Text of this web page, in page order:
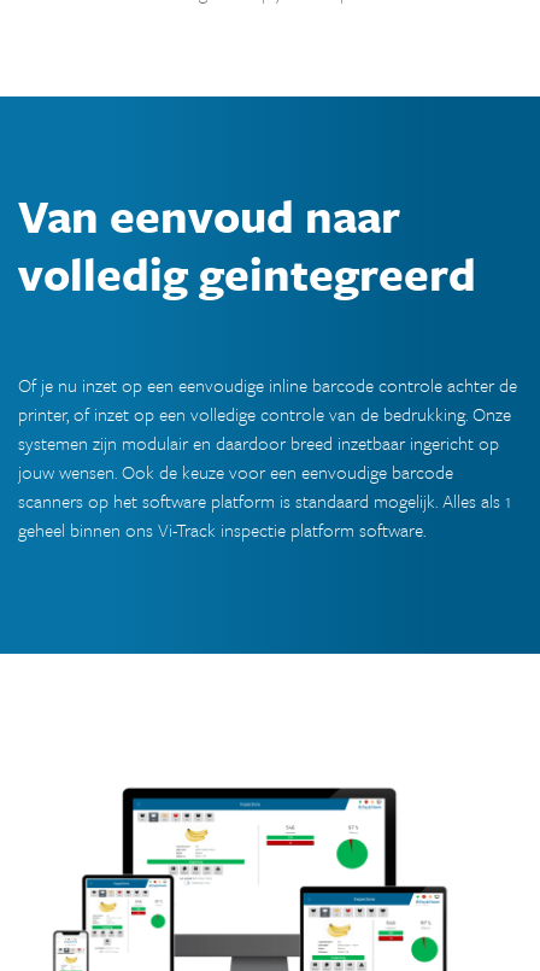
Van eenvoud naar
volledig geintegreerd
Of je nu inzet op een eenvoudige inline barcode controle achter de
printer, of inzet op een volledige controle van de bedrukking. Onze
systemen zijn modulair en daardoor breed inzetbaar ingericht op
jouw wensen. Ook de keuze voor een eenvoudige barcode
scanners op het software platform is standaard mogelijk. Alles als 1
geheel binnen ons Vi-Track inspectie platform software.